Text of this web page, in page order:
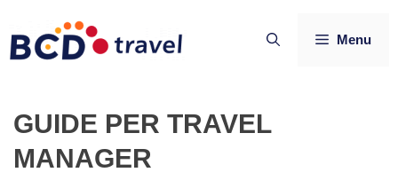
contenuto
Menu
GUIDE PER TRAVEL
MANAGER